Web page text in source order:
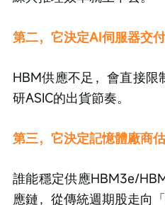
第二，它決定AI伺服器交付
HBM供應不足，會直接限
研ASIC的出貨節奏。
第三，它決定記憶體廠商估
誰能穩定供應HBM3e/
應鏈，從傳統週期股走向